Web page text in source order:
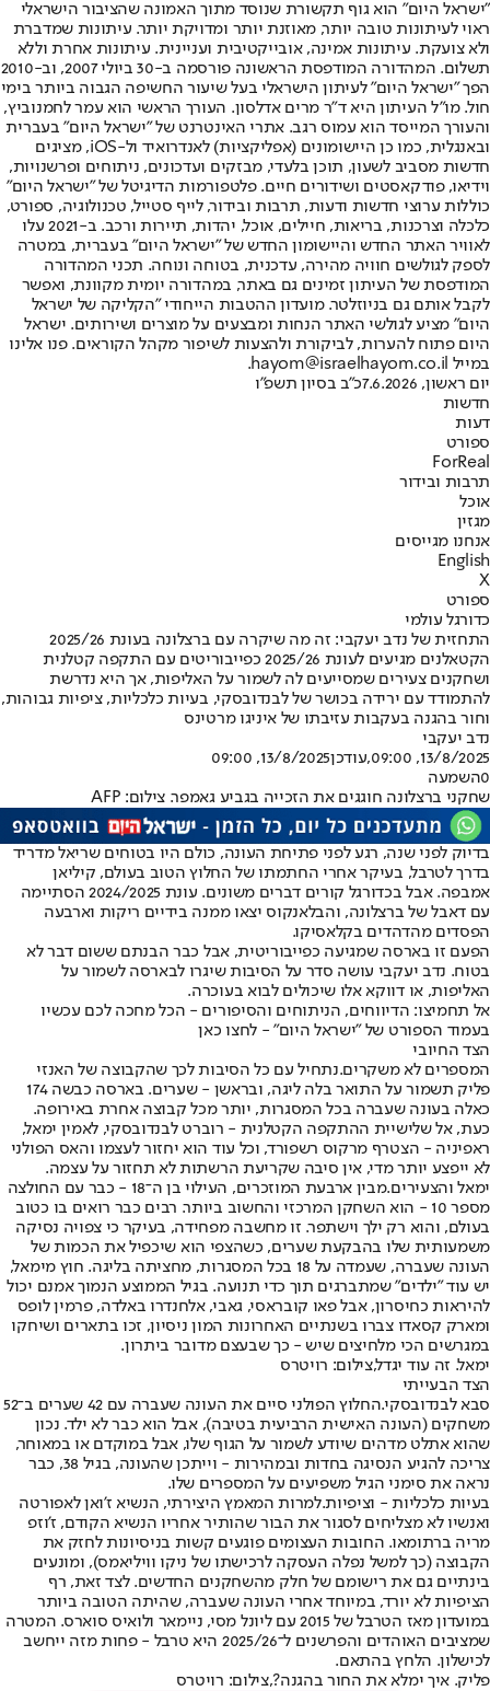
"ישראל היום" הוא גוף תקשורת שנוסד מתוך האמונה שהציבור הישראלי
ראוי לעיתונות טובה יותר, מאוזנת יותר ומדויקת יותר. עיתונות שמדברת
ולא צועקת. עיתונות אמינה, אובייקטיבית ועניינית. עיתונות אחרת וללא
תשלום. המהדורה המודפסת הראשונה פורסמה ב-30 ביולי 2007, וב-2010
הפך "ישראל היום" לעיתון הישראלי בעל שיעור החשיפה הגבוה ביותר בימי
חול. מו"ל העיתון היא ד"ר מרים אדלסון. העורך הראשי הוא עמר לחמנוביץ,
והעורך המייסד הוא עמוס רגב. אתרי האינטרנט של "ישראל היום" בעברית
ובאנגלית, כמו כן היישומונים (אפליקציות) לאנדרואיד ול-iOS, מציגים
חדשות מסביב לשעון, תוכן בלעדי, מבזקים ועדכונים, ניתוחים ופרשנויות,
וידיאו, פודקאסטים ושידורים חיים. פלטפורמות הדיגיטל של "ישראל היום"
כוללות ערוצי חדשות ודעות, תרבות ובידור, לייף סטייל, טכנולוגיה, ספורט,
כלכלה וצרכנות, בריאות, חיילים, אוכל, יהדות, תיירות ורכב. ב-2021 עלו
לאוויר האתר החדש והיישומון החדש של "ישראל היום" בעברית, במטרה
לספק לגולשים חוויה מהירה, עדכנית, בטוחה ונוחה. תכני המהדורה
המודפסת של העיתון זמינים גם באתר, במהדורה יומית מקוונת, ואפשר
לקבל אותם גם בניוזלטר. מועדון ההטבות הייחודי "הקליקה של ישראל
היום" מציע לגולשי האתר הנחות ומבצעים על מוצרים ושירותים. ישראל
היום פתוח להערות, לביקורת ולהצעות לשיפור מקהל הקוראים. פנו אלינו
במייל hayom@israelhayom.co.il.
יום ראשון, 7.6.2026
כ"ב בסיון תשפ"ו
חדשות
דעות
ספורט
ForReal
תרבות ובידור
אוכל
מגזין
אנחנו מגייסים
English
X
ספורט
כדורגל עולמי
התחזית של נדב יעקבי: זה מה שיקרה עם ברצלונה בעונת 2025/26
הקטאלנים מגיעים לעונת 2025/26 כפייבוריטים עם התקפה קטלנית
ושחקנים צעירים שמסייעים לה לשמור על האליפות, אך היא נדרשת
להתמודד עם ירידה בכושר של לבנדובסקי, בעיות כלכליות, ציפיות גבוהות,
וחור בהגנה בעקבות עזיבתו של איניגו מרטינס
נדב יעקבי
13/8/2025, 09:00
,עודכן13/8/2025, 09:00
0השמעה
שחקני ברצלונה חוגגים את הזכייה בגביע גאמפר. צילום: AFP
בדיוק לפני שנה, רגע לפני פתיחת העונה, כולם היו בטוחים שריאל מדריד
בדרך לטרבל, בעיקר אחרי החתמתו של החלוץ הטוב בעולם, קיליאן
אמבפה. אבל בכדורגל קורים דברים משונים. עונת 2024/2025 הסתיימה
עם דאבל של ברצלונה, והבלאנקוס יצאו ממנה בידיים ריקות וארבעה
הפסדים מהדהדים בקלאסיקו.
הפעם זו בארסה שמגיעה כפייבוריטית, אבל כבר הבנתם ששום דבר לא
בטוח. נדב יעקבי עושה סדר על הסיבות שיגרו לבארסה לשמור על
האליפות, או דווקא אלו שיכולים לבוא בעוכרה.
אל תחמיצו: הדיווחים, הניתוחים והסיפורים - הכל מחכה לכם עכשיו
בעמוד הספורט של "ישראל היום" - לחצו כאן
הצד החיובי
המספרים לא משקרים.נתחיל עם כל הסיבות לכך שהקבוצה של האנזי
פליק תשמור על התואר בלה ליגה, ובראשן - שערים. בארסה כבשה 174
כאלה בעונה שעברה בכל המסגרות, יותר מכל קבוצה אחרת באירופה.
כעת, אל שלישיית ההתקפה הקטלנית - רוברט לבנדובסקי, לאמין ימאל,
ראפיניה - הצטרף מרקוס רשפורד, וכל עוד הוא יחזור לעצמו והאס הפולני
לא ייפצע יותר מדי, אין סיבה שקריעת הרשתות לא תחזור על עצמה.
ימאל והצעירים.
מבין ארבעת המוזכרים, העילוי בן ה־18 - כבר עם החולצה
מספר 10 - הוא השחקן המרכזי והחשוב ביותר. רבים כבר רואים בו כטוב
בעולם, והוא רק ילך וישתפר. זו מחשבה מפחידה, בעיקר כי צפויה נסיקה
משמעותית שלו בהבקעת שערים, כשהצפי הוא שיכפיל את הכמות של
העונה שעברה, שעמדה על 18 בכל המסגרות, מחציתה בליגה. חוץ מימאל,
יש עוד "ילדים" שמתברגים תוך כדי תנועה. בגיל הממוצע הנמוך אמנם יכול
להיראות כחיסרון, אבל פאו קובראסי, גאבי, אלחנדרו באלדה, פרמין לופס
ומארק קסאדו צברו בשנתיים האחרונות המון ניסיון, זכו בתארים ושיחקו
במגרשים הכי מלחיצים שיש - כך שבעצם מדובר ביתרון.
ימאל. זה עוד יגדל,צילום: רויטרס
הצד הבעייתי
סבא לבנדובסקי.
החלוץ הפולני סיים את העונה שעברה עם 42 שערים ב־52
משחקים (העונה האישית הרביעית בטיבה), אבל הוא כבר לא ילד. נכון
שהוא אתלט מדהים שיודע לשמור על הגוף שלו, אבל במוקדם או במאוחר,
צריכה להגיע הנסיגה בחדות ובמהירות - וייתכן שהעונה, בגיל 38, כבר
נראה את סימני הגיל משפיעים על המספרים שלו.
בעיות כלכליות - וציפיות.למרות המאמץ היצירתי, הנשיא ז'ואן לאפורטה
ואנשיו לא מצליחים לסגור את הבור שהותיר אחריו הנשיא הקודם, ז'וזפ
מריה ברתומאו. החובות העצומים פוגעים קשות בניסיונות לחזק את
הקבוצה (כך למשל נפלה העסקה לרכישתו של ניקו וויליאמס), ומונעים
בינתיים גם את רישומם של חלק מהשחקנים החדשים. לצד זאת, רף
הציפיות לא יורד, במיוחד אחרי העונה שעברה, שהיתה הטובה ביותר
במועדון מאז הטרבל של 2015 עם ליונל מסי, ניימאר ולואיס סוארס. המטרה
שמציבים האוהדים והפרשנים ל־2025/26 היא טרבל - פחות מזה ייחשב
לכישלון. הלחץ בהתאם.
פליק. איך ימלא את החור בהגנה?,צילום: רויטרס